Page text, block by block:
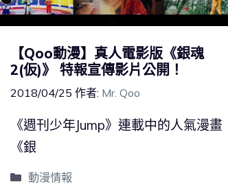
【Qoo動漫】真人電影版《銀魂
2(仮)》 特報宣傳影片公開！
2018/04/25 作者: Mr. Qoo
《週刊少年Jump》連載中的人氣漫畫
《銀
動漫情報